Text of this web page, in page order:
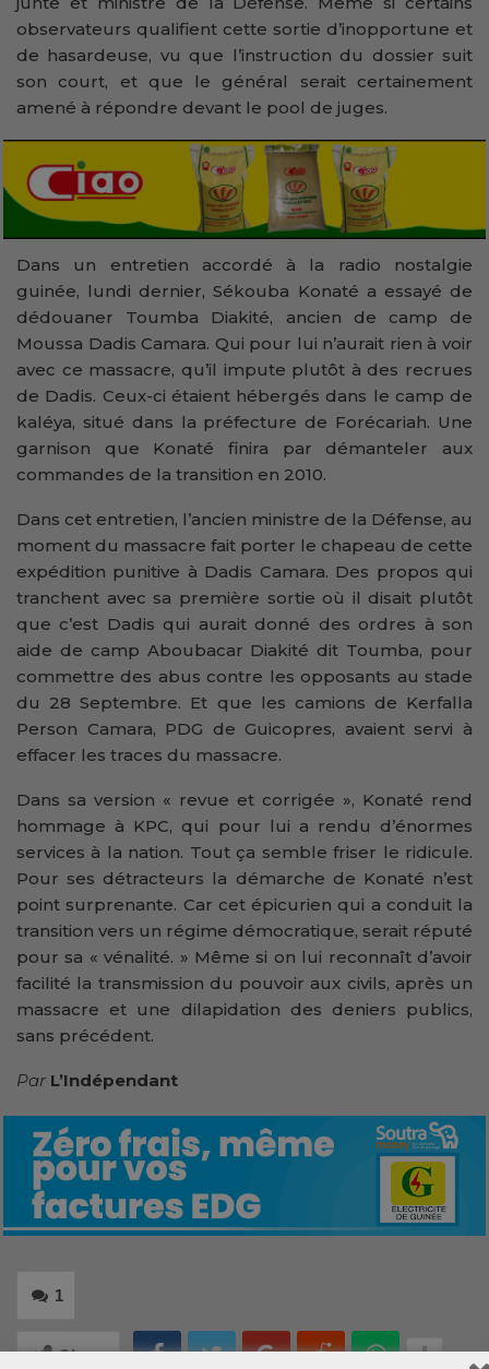
observateurs qualifient cette sortie d’inopportune et
de hasardeuse, vu que l’instruction du dossier suit
son court, et que le général serait certainement
amené à répondre devant le pool de juges.
Dans un entretien accordé à la radio nostalgie
guinée, lundi dernier, Sékouba Konaté a essayé de
dédouaner Toumba Diakité, ancien de camp de
Moussa Dadis Camara. Qui pour lui n’aurait rien à voir
avec ce massacre, qu’il impute plutôt à des recrues
de Dadis. Ceux-ci étaient hébergés dans le camp de
kaléya, situé dans la préfecture de Forécariah. Une
garnison que Konaté finira par démanteler aux
commandes de la transition en 2010.
Dans cet entretien, l’ancien ministre de la Défense, au
moment du massacre fait porter le chapeau de cette
expédition punitive à Dadis Camara. Des propos qui
tranchent avec sa première sortie où il disait plutôt
que c’est Dadis qui aurait donné des ordres à son
aide de camp Aboubacar Diakité dit Toumba, pour
commettre des abus contre les opposants au stade
du 28 Septembre. Et que les camions de Kerfalla
Person Camara, PDG de Guicopres, avaient servi à
effacer les traces du massacre.
Dans sa version « revue et corrigée », Konaté rend
hommage à KPC, qui pour lui a rendu d’énormes
services à la nation. Tout ça semble friser le ridicule.
Pour ses détracteurs la démarche de Konaté n’est
point surprenante. Car cet épicurien qui a conduit la
transition vers un régime démocratique, serait réputé
pour sa « vénalité. » Même si on lui reconnaît d’avoir
facilité la transmission du pouvoir aux civils, après un
massacre et une dilapidation des deniers publics,
sans précédent.
Par L’Indépendant
1
Share